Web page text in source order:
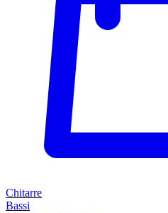
Chitarre
Bassi